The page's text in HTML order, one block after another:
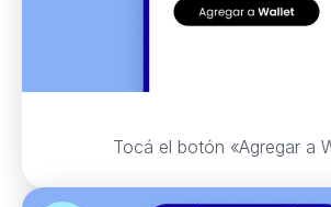
Tocá el botón «Agregar a